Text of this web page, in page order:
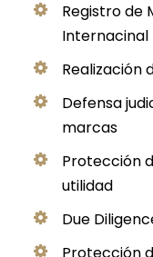
Registro de
Internacinal
Realización
Defensa
marcas
Protección
utilidad
Due